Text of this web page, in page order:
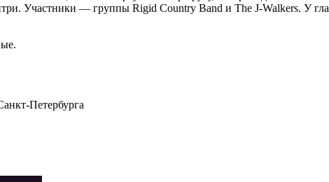
Участники — группы Rigid Country Band и The J-Walkers. У
Петербурга